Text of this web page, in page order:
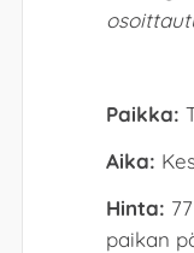
Paikka:
Aika:
Hinta:
paikan